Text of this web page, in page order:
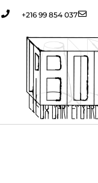
+216 99 854 037